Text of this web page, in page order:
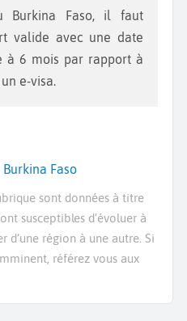
valide avec une date
à 6 mois par rapport à
e-visa.
Faso
sont données à titre
susceptibles d’évoluer à
région à une autre. Si
référez vous aux